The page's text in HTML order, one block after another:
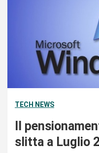
TECH NEWS
Il
slitta a Luglio